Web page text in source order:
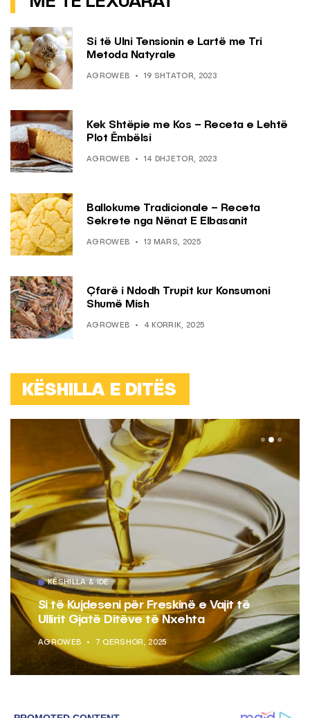
Si të Ulni Tensionin e Lartë me Tri
Metoda Natyrale
AGROWEB 19 SHTATOR, 2023
Kek Shtëpie me Kos – Receta e Lehtë
Plot Ëmbëlsi
AGROWEB 14 DHJETOR, 2023
Ballokume Tradicionale – Receta
Sekrete nga Nënat E Elbasanit
AGROWEB 13 MARS, 2025
Çfarë i Ndodh Trupit kur Konsumoni
Shumë Mish
AGROWEB 4 KORRIK, 2025
KËSHILLA E DITËS
KËSHILLA & IDE
Si të Kujdeseni për Freskinë e Vajit të
Ullirit Gjatë Ditëve të Nxehta
AGROWEB 7 QERSHOR, 2025